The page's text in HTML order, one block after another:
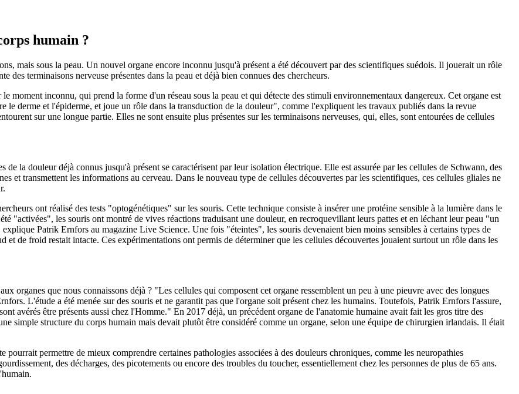
humain ?
mais sous la peau. Un nouvel organe encore inconnu jusqu'à présent a été découvert par des scientifiques suédois. Il jouerait un rôle
terminaisons nerveuse présentes dans la peau et déjà bien connues des chercheurs.
moment inconnu, qui prend la forme d'un réseau sous la peau et qui détecte des stimuli environnementaux dangereux. Cet organe est
le derme et l'épiderme, et joue un rôle dans la transduction de la douleur", comme l'expliquent les travaux publiés dans la revue
sur une longue partie. Elles ne sont ensuite plus présentes sur les terminaisons nerveuses, qui, elles, sont entourées de cellules
de la douleur déjà connus jusqu'à présent se caractérisent par leur isolation électrique. Elle est assurée par les cellules de Schwann, des
et transmettent les informations au cerveau. Dans le nouveau type de cellules découvertes par les scientifiques, ces cellules gliales ne
ont réalisé des tests "optogénétiques" sur les souris. Cette technique consiste à insérer une protéine sensible à la lumière dans le
"activées", les souris ont montré de vives réactions traduisant une douleur, en recroquevillant leurs pattes et en léchant leur peau "un
Patrik Ernfors au magazine Live Science. Une fois "éteintes", les souris devenaient bien moins sensibles à certains types de
et de froid restait intacte. Ces expérimentations ont permis de déterminer que les cellules découvertes jouaient surtout un rôle dans les
organes que nous connaissons déjà ? "Les cellules qui composent cet organe ressemblent un peu à une pieuvre avec des longues
L'étude a été menée sur des souris et ne garantit pas que l'organe soit présent chez les humains. Toutefois, Patrik Ernfors l'assure,
avérés être présents aussi chez l'Homme." En 2017 déjà, un précédent organe de l'anatomie humaine avait fait les gros titre des
simple structure du corps humain mais devait plutôt être considéré comme un organe, selon une équipe de chirurgien irlandais. Il était
permettre de mieux comprendre certaines pathologies associées à des douleurs chroniques, comme les neuropathies
des décharges, des picotements ou encore des troubles du toucher, essentiellement chez les personnes de plus de 65 ans.